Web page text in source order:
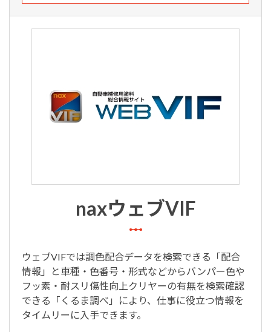
naxウェブVIF
ウェブVIFでは調色配合データを検索できる「配合
情報」と車種・色番号・形式などからバンパー色や
フッ素・耐スリ傷性向上クリヤーの有無を検索確認
できる「くるま調べ」により、仕事に役立つ情報を
タイムリーに入手できます。